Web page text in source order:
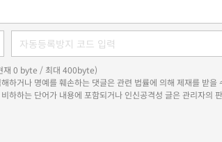
재 0 byte / 최대 400byte)
하거나 명예를 훼손하는 댓글은 관련 법률에 의해 제재를 받을
하하는 단어가 내용에 포함되거나 인신공격성 글은 관리자의